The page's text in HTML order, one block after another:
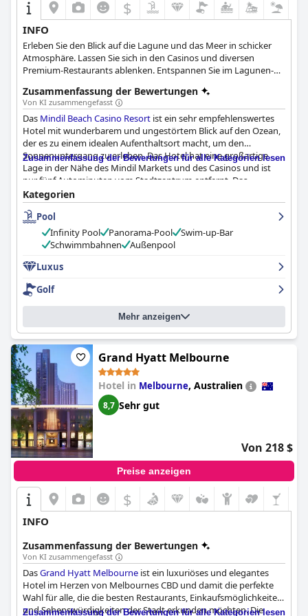
Nichtsdestotrotz ist das
Radisson Blu Resort Fiji
ein
fantastisches Resort, das alle Voraussetzungen für einen
erholsamen und angenehmen Aufenthalt bietet.
$
INFO
Erleben Sie den Blick auf die Lagune und das Meer in schicker
Atmosphäre. Lassen Sie sich in den Casinos und diversen
Premium-Restaurants ablenken. Entspannen Sie im Lagunen-
Resort wird von Luxus und wertvoller Erinnerung sein.
Zusammenfassung der Bewertungen
Von KI zusammengefasst
Das Mindil Beach Casino Resort ist ein sehr empfehlenswertes
Hotel mit wunderbarem und ungestörtem Blick auf den Ozean,
der es zu einem idealen Aufenthaltsort macht, um den
Sonnenuntergang zu erleben. Das Hotel hat eine großartige
Lage in der Nähe des Mindil Markets und des Casinos und ist
nur fünf Autominuten vom Stadtzentrum entfernt. Das
Frühstücksangebot ist großartig und der Tischservice trägt zum
Gesamterlebnis bei. Die Möglichkeiten zum Abendessen sind
fantastisch, vor allem im Restaurant Vue, und die Gäste
schätzen das ausgezeichnete Personal, die Speisen und die
günstigen Preise. Das Hotel verfügt über komfortable und
saubere Zimmer, auch wenn einige der Meinung sind, dass sie
veraltet und renovierungsbedürftig sind. Einige Gäste sind von
der Meinung, dass die Zimmer sauber und makellos sind. Das
Hotelpersonal ist sehr freundlich und hilfsbereit und die Pools
sind ein absolutes Highlight. Der Privatstrand und die Nähe zum
Mindil Beach Market sind zusätzliche Pluspunkte, auch wenn
der Lärm vom Pool ein Problem darstellen kann. Während
einige Gäste Probleme mit dem Casino hatten, sind die meisten
Bewertungen des Casinos positiv.
Zusammenfassung der Bewertungen für alle Kategorien lesen
Kategorien
Pool
Infinity Pool
Panorama-Pool
Swim-up-Bar
Schwimmbahnen
Außenpool
Luxus
Golf
Mehr anzeigen
Grand Hyatt Melbourne
Hotel in Melbourne, Australien
8,7 Sehr gut
Von 218 $
Preise anzeigen
$
INFO
Zusammenfassung der Bewertungen
Von KI zusammengefasst
DasGrand Hyatt Melbourne ist ein luxuriöses und elegantes
Hotel im Herzen von Melbournes CBD und damit die perfekte
Wahl für alle, die die besten Restaurants, Einkaufsmöglichkeiten
und Sehenswürdigkeiten der Stadt erkunden möchten. Die
Zusammenfassung der Bewertungen für alle Kategorien lesen